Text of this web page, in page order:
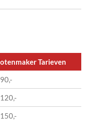
Tarieven